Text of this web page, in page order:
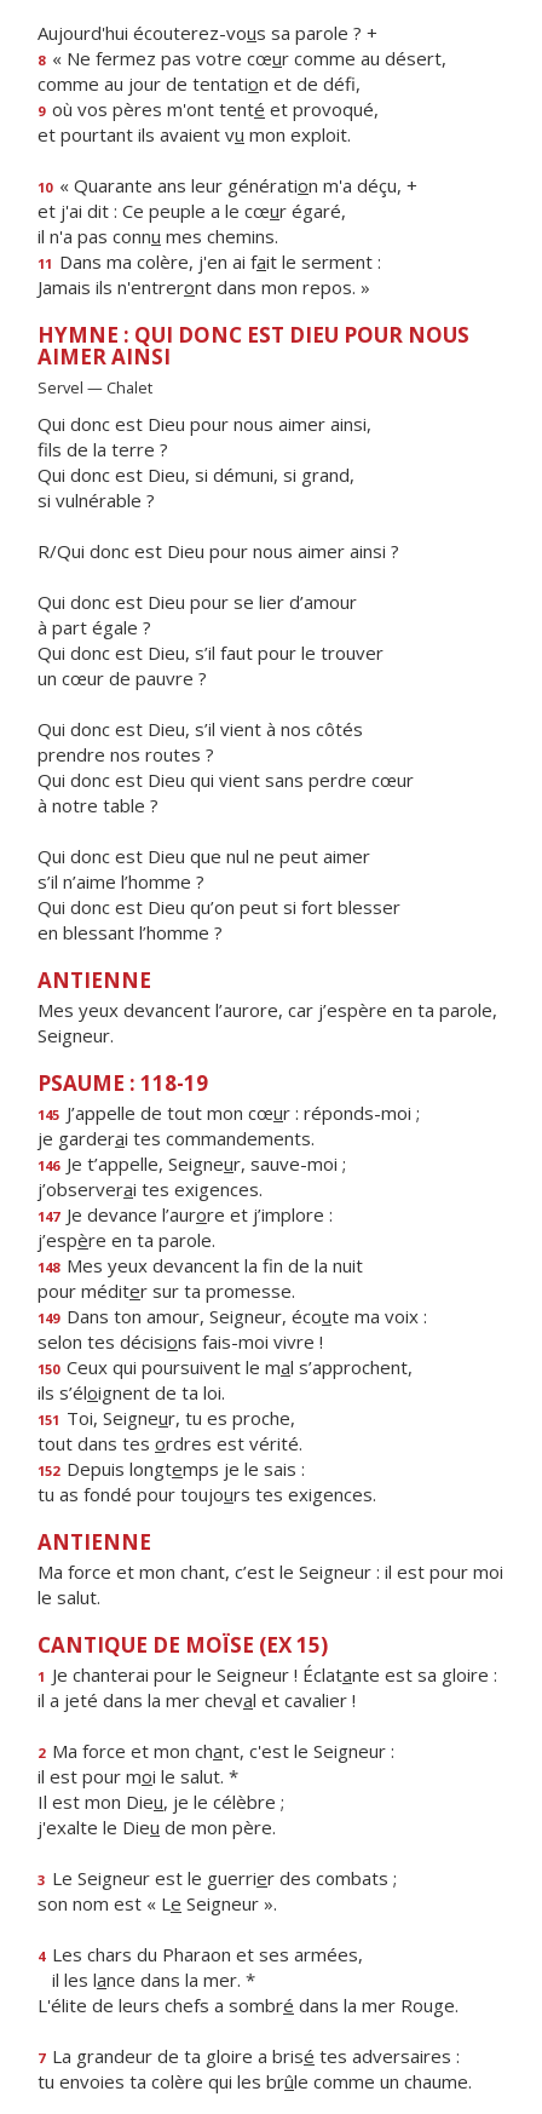
Aujourd'hui écouterez-vous sa parole ? +
8 « Ne fermez pas votre cœur comme au désert,
comme au jour de tentation et de défi,
9 où vos pères m'ont tenté et provoqué,
et pourtant ils avaient vu mon exploit.
10 « Quarante ans leur génération m'a déçu, +
et j'ai dit : Ce peuple a le cœur égaré,
il n'a pas connu mes chemins.
11 Dans ma colère, j'en ai fait le serment :
Jamais ils n'entreront dans mon repos. »
HYMNE : QUI DONC EST DIEU POUR NOUS
AIMER AINSI
Servel — Chalet
Qui donc est Dieu pour nous aimer ainsi,
fils de la terre ?
Qui donc est Dieu, si démuni, si grand,
si vulnérable ?
R/Qui donc est Dieu pour nous aimer ainsi ?
Qui donc est Dieu pour se lier d’amour
à part égale ?
Qui donc est Dieu, s’il faut pour le trouver
un cœur de pauvre ?
Qui donc est Dieu, s’il vient à nos côtés
prendre nos routes ?
Qui donc est Dieu qui vient sans perdre cœur
à notre table ?
Qui donc est Dieu que nul ne peut aimer
s’il n’aime l’homme ?
Qui donc est Dieu qu’on peut si fort blesser
en blessant l’homme ?
ANTIENNE
Mes yeux devancent l’aurore, car j’espère en ta parole,
Seigneur.
PSAUME : 118-19
145 J’appelle de tout mon cœur : réponds-moi ;
je garderai tes commandements.
146 Je t’appelle, Seigneur, sauve-moi ;
j’observerai tes exigences.
147 Je devance l’aurore et j’implore :
j’espère en ta parole.
148 Mes yeux devancent la fn de la nuit
pour méditer sur ta promesse.
149 Dans ton amour, Seigneur, écoute ma voix :
selon tes décisions fais-moi vivre !
150 Ceux qui poursuivent le mal s’approchent,
ils s’éloignent de ta loi.
151 Toi, Seigneur, tu es proche,
tout dans tes ordres est vérité.
152 Depuis longtemps je le sais :
tu as fondé pour toujours tes exigences.
ANTIENNE
Ma force et mon chant, c’est le Seigneur : il est pour moi
le salut.
CANTIQUE DE MOÏSE (EX 15)
1 Je chanterai pour le Seigneur ! Éclatante est sa gloire :
il a jeté dans la mer cheval et cavalier !
2 Ma force et mon chant, c'est le Seigneur :
il est pour moi le salut. *
Il est mon Dieu, je le célèbre ;
j'exalte le Dieu de mon père.
3 Le Seigneur est le guerrier des combats ;
son nom est « Le Seigneur ».
4 Les chars du Pharaon et ses armées,
il les lance dans la mer. *
L'élite de leurs chefs a sombré dans la mer Rouge.
7 La grandeur de ta gloire a brisé tes adversaires :
tu envoies ta colère qui les brûle comme un chaume.